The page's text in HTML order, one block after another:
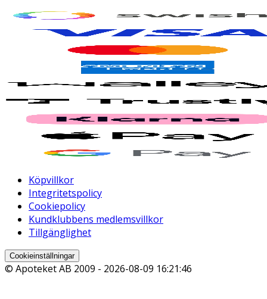
Köpvillkor
Integritetspolicy
Cookiepolicy
Kundklubbens medlemsvillkor
Tillgänglighet
Cookieinställningar
© Apoteket AB 2009 - 2026-08-09 16:21:46